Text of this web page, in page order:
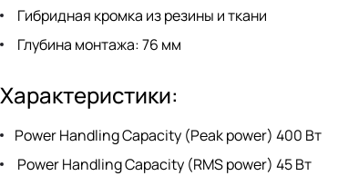
Гибридная кромка из резины и ткани
Глубина монтажа: 76 мм
Характеристики:
Power Handling Capacity (Peak power) 400 Вт
Power Handling Capacity (RMS power) 45 Вт